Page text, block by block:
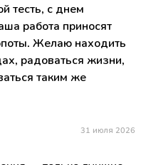
тесть, с днем
работа приносят
Желаю находить
радоваться жизни,
таким же
31 июля 2026